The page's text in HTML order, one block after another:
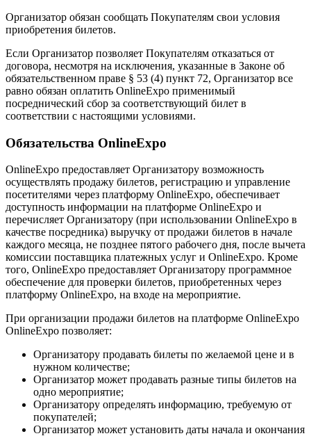
Организатор обязан сообщать Покупателям свои условия
приобретения билетов.
Если Организатор позволяет Покупателям отказаться от
договора, несмотря на исключения, указанные в Законе об
обязательственном праве § 53 (4) пункт 72, Организатор все
равно обязан оплатить OnlineExpo применимый
посреднический сбор за соответствующий билет в
соответствии с настоящими условиями.
Обязательства OnlineExpo
OnlineExpo предоставляет Организатору возможность
осуществлять продажу билетов, регистрацию и управление
посетителями через платформу OnlineExpo, обеспечивает
доступность информации на платформе OnlineExpo и
перечисляет Организатору (при использовании OnlineExpo в
качестве посредника) выручку от продажи билетов в начале
каждого месяца, не позднее пятого рабочего дня, после вычета
комиссии поставщика платежных услуг и OnlineExpo. Кроме
того, OnlineExpo предоставляет Организатору программное
обеспечение для проверки билетов, приобретенных через
платформу OnlineExpo, на входе на мероприятие.
При организации продажи билетов на платформе OnlineExpo
OnlineExpo позволяет:
Организатору продавать билеты по желаемой цене и в
нужном количестве;
Организатор может продавать разные типы билетов на
одно мероприятие;
Организатору определять информацию, требуемую от
покупателей;
Организатор может установить даты начала и окончания